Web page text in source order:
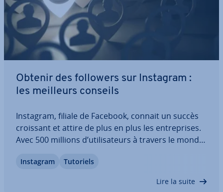
Obtenir des followers sur Instagram :
les meilleurs conseils
Instagram, filiale de Facebook, connait un succès
croissant et attire de plus en plus les en­tre­prises.
Avec 500 millions d’uti­li­sa­teurs à travers le monde,
est devenu un outil marketing essentiel. Les uti­li­sa­
Instagram Tutoriels
Lire la suite